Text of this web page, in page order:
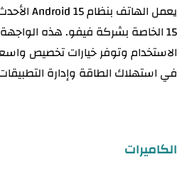
15 الخاصة بشركة فيفو. هذه
الاستخدام وتوفر خيارات تخصيص
في استهلاك الطاقة وإدارة
الكاميرات